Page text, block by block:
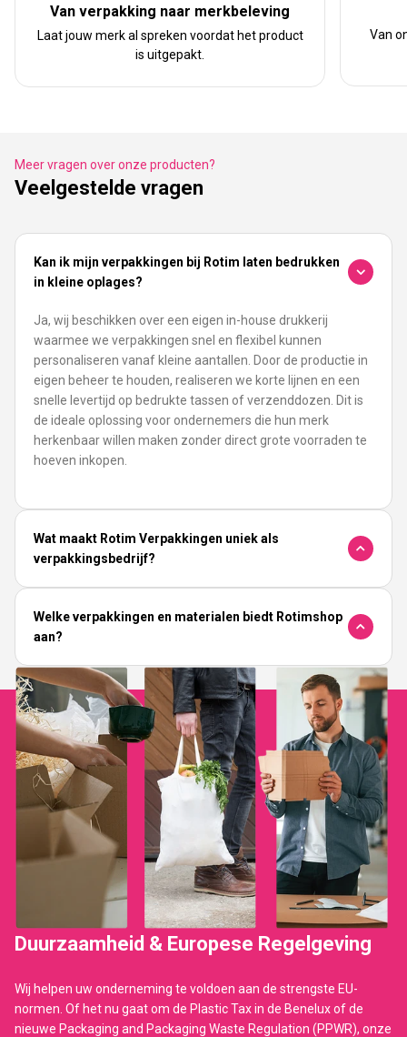
Van verpakking naar merkbeleving
Laat jouw merk al spreken voordat het product
is uitgepakt.
Van
Meer vragen over onze producten?
Veelgestelde vragen
Kan ik mijn verpakkingen bij Rotim laten bedrukken
in kleine oplages?
Ja, wij beschikken over een eigen in-house drukkerij
waarmee we verpakkingen snel en flexibel kunnen
personaliseren vanaf kleine aantallen. Door de productie in
eigen beheer te houden, realiseren we korte lijnen en een
snelle levertijd op bedrukte tassen of verzenddozen. Dit is
de ideale oplossing voor ondernemers die hun merk
herkenbaar willen maken zonder direct grote voorraden te
hoeven inkopen.
Wat maakt Rotim Verpakkingen uniek als
verpakkingsbedrijf?
Welke verpakkingen en materialen biedt Rotimshop
aan?
Duurzaamheid & Europese Regelgeving
Wij helpen uw onderneming te voldoen aan de strengste EU-
normen. Of het nu gaat om de Plastic Tax in de Benelux of de
nieuwe Packaging and Packaging Waste Regulation (PPWR), onze